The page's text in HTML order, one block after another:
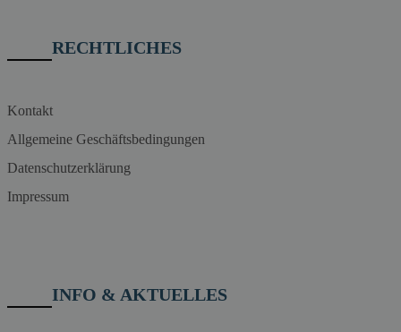
RECHTLICHES
Kontakt
Allgemeine Geschäftsbedingungen
Datenschutzerklärung
Impressum
INFO & AKTUELLES